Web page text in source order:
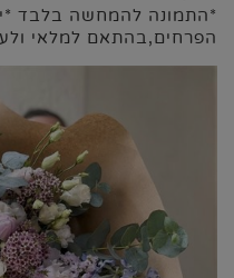
*התמונה להמחשה בלבד
הפרחים,בהתאם למלאי